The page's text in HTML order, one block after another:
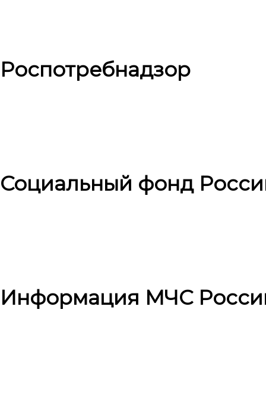
Роспотребнадзор
Социальный фонд
Информация МЧС